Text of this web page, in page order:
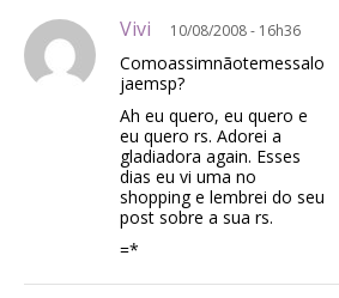
Vivi 10/08/2008 - 16h36
Comoassimnãotemessalo
jaemsp?
Ah eu quero, eu quero e
eu quero rs. Adorei a
gladiadora again. Esses
dias eu vi uma no
shopping e lembrei do seu
post sobre a sua rs.
=*